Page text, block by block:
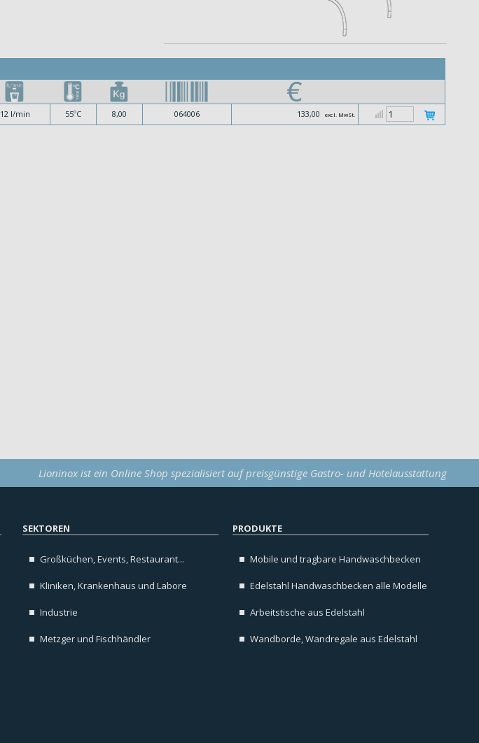
12 l/min 55ºC 8,00 064006 133,00 excl. MwSt.
Lioninox ist ein Online Shop spezialisiert auf preisgünstige Gastro- und Hotelausstattung
SEKTOREN
Großküchen, Events, Restaurant...
Kliniken, Krankenhaus und Labore
Industrie
Metzger und Fischhändler
PRODUKTE
Mobile und tragbare Handwaschbecken
Edelstahl Handwaschbecken alle Modelle
Arbeitstische aus Edelstahl
Wandborde, Wandregale aus Edelstahl